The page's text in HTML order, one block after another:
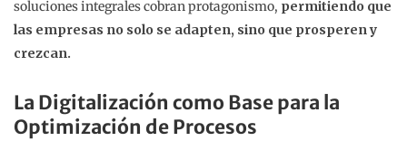
soluciones integrales cobran protagonismo, permitiendo que
las empresas no solo se adapten, sino que prosperen y
crezcan.
La Digitalización como Base para la
Optimización de Procesos